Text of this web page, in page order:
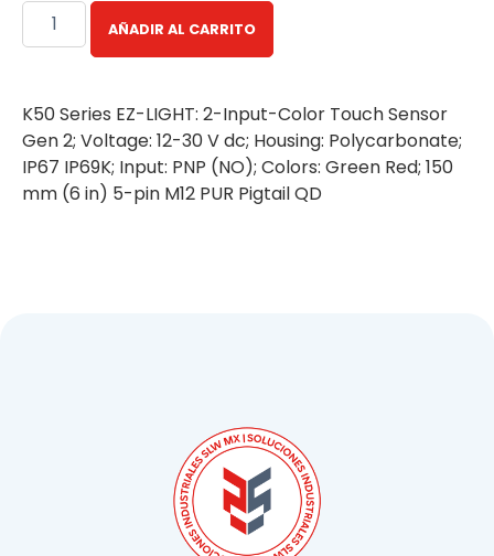
AÑADIR AL CARRITO
K50 Series EZ-LIGHT: 2-Input-Color Touch Sensor
Gen 2; Voltage: 12-30 V dc; Housing: Polycarbonate;
IP67 IP69K; Input: PNP (NO); Colors: Green Red; 150
mm (6 in) 5-pin M12 PUR Pigtail QD